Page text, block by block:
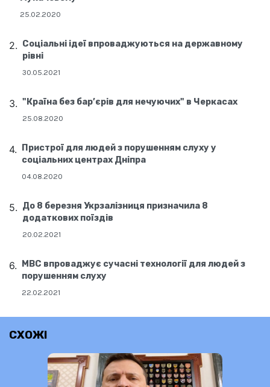
25.02.2020
Соціальні ідеї впроваджуються на державному
рівні
30.05.2021
"Країна без бар’єрів для нечуючих" в Черкасах
25.08.2020
Пристрої для людей з порушенням слуху у
соціальних центрах Дніпра
04.08.2020
До 8 березня Укрзалізниця призначила 8
додаткових поїздів
20.02.2021
МВС впроваджує сучасні технології для людей з
порушенням слуху
22.02.2021
СХОЖІ